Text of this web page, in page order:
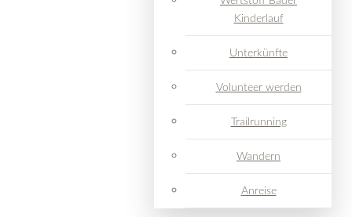
Kinderlauf
Unterkünfte
Volunteer werden
Trailrunning
Wandern
Anreise